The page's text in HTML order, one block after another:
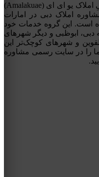
گروه مشاوره املاک و اخذ اقامت دبیِ املاک یو ای ای (Amalakuae)
و مشاوره املاک دبی در امارات
است. این گروه خدمات خود
دبی، ابوظبی و دیگر شهرهای
و شهرهای کوچک‌تر این
را در سایت رسمی مشاوره